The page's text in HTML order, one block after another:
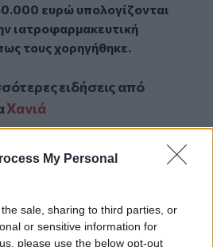
My Personal
sale, sharing to third parties, or
or sensitive information for
please use the below opt-out
ευρώ υπολογίζονται
ιατροφαρμακευτική
τους χορηγήθηκε.
ειδήσεις από
Χανιά
εγκαταλελειμμένο
Ικάρου - Eικόνες από
Ανακύκλωσης Αγίου
10 τόνοι